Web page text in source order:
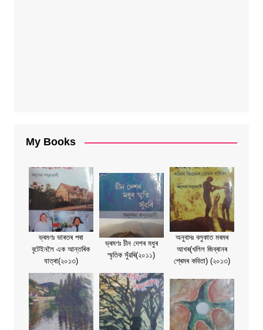
My Books
ভ্ৰমণঃ ভাৰতৰ পৰা
বৃটেইনলৈ এক আন্তৰিক
যাত্ৰা(২০১৩)
ভ্ৰমণঃ চীন দেশৰ মধুৰ
স্মৃতিক সুঁৱৰি(২০১১)
অনুবাদঃ বলুকাত মৰমৰ
আখৰ(খলিল জিব্ৰানৰ
প্ৰেমৰ কবিতা) (২০১৩)